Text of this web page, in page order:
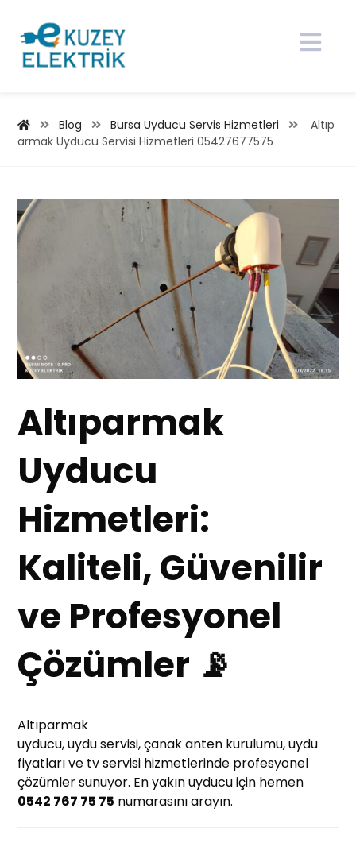
Blog Bursa Uyducu Servis Hizmetleri
Altıp
armak Uyducu Servisi Hizmetleri 05427677575
Altıparmak
Uyducu
Hizmetleri:
Kaliteli, Güvenilir
ve Profesyonel
Çözümler 📡
Altıparmak
uyducu, uydu servisi, çanak anten kurulumu, uydu
fiyatları ve tv servisi hizmetlerinde profesyonel
çözümler sunuyor. En yakın uyducu için hemen
0542 767 75 75 numarasını arayın.